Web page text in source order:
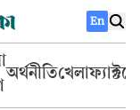
En
অর্থনীতিখেলা